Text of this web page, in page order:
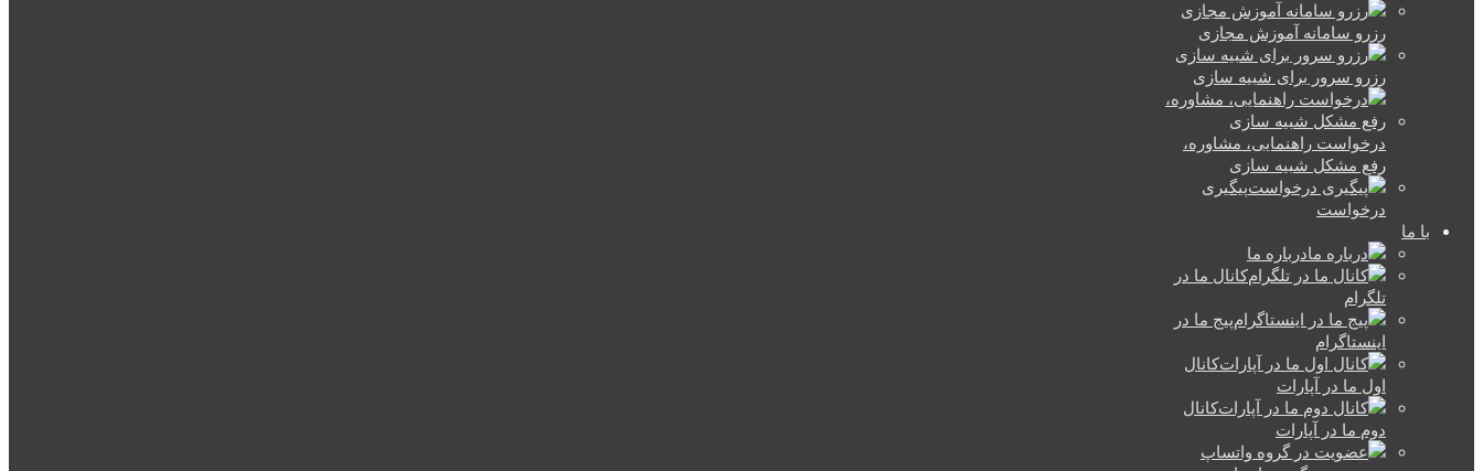
رزرو سامانه آموزش مجازی
رزرو سرور برای شبیه سازی
درخواست راهنمایی، مشاوره،
رفع مشکل شبیه سازی
پیگیری
درخواست
با ما
درباره ما
کانال ما در
تلگرام
پیج ما در
اینستاگرام
کانال
اول ما در آپارات
کانال
دوم ما در آپارات